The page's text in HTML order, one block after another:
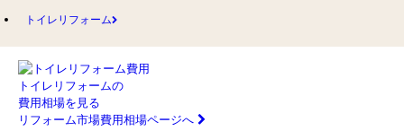
トイレリフォーム
トイレリフォームの
費用相場を見る
リフォーム市場費用相場ページへ